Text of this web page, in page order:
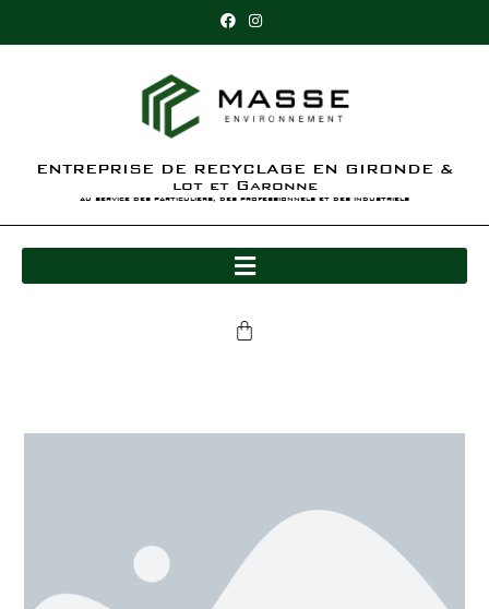
ENTREPRISE DE RECYCLAGE EN GIRONDE &
lot et Garonne
au service des particuliers, des professionnels et des industriels